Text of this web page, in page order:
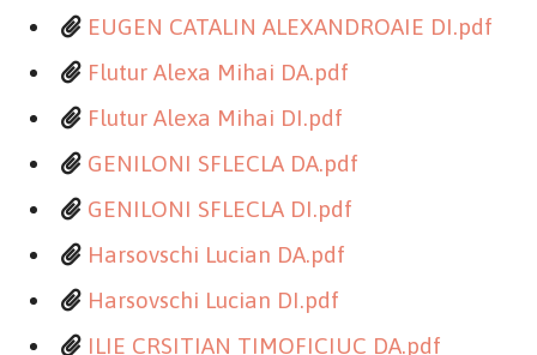
EUGEN CATALIN ALEXANDROAIE DI.pdf
Flutur Alexa Mihai DA.pdf
Flutur Alexa Mihai DI.pdf
GENILONI SFLECLA DA.pdf
GENILONI SFLECLA DI.pdf
Harsovschi Lucian DA.pdf
Harsovschi Lucian DI.pdf
ILIE CRSITIAN TIMOFICIUC DA.pdf